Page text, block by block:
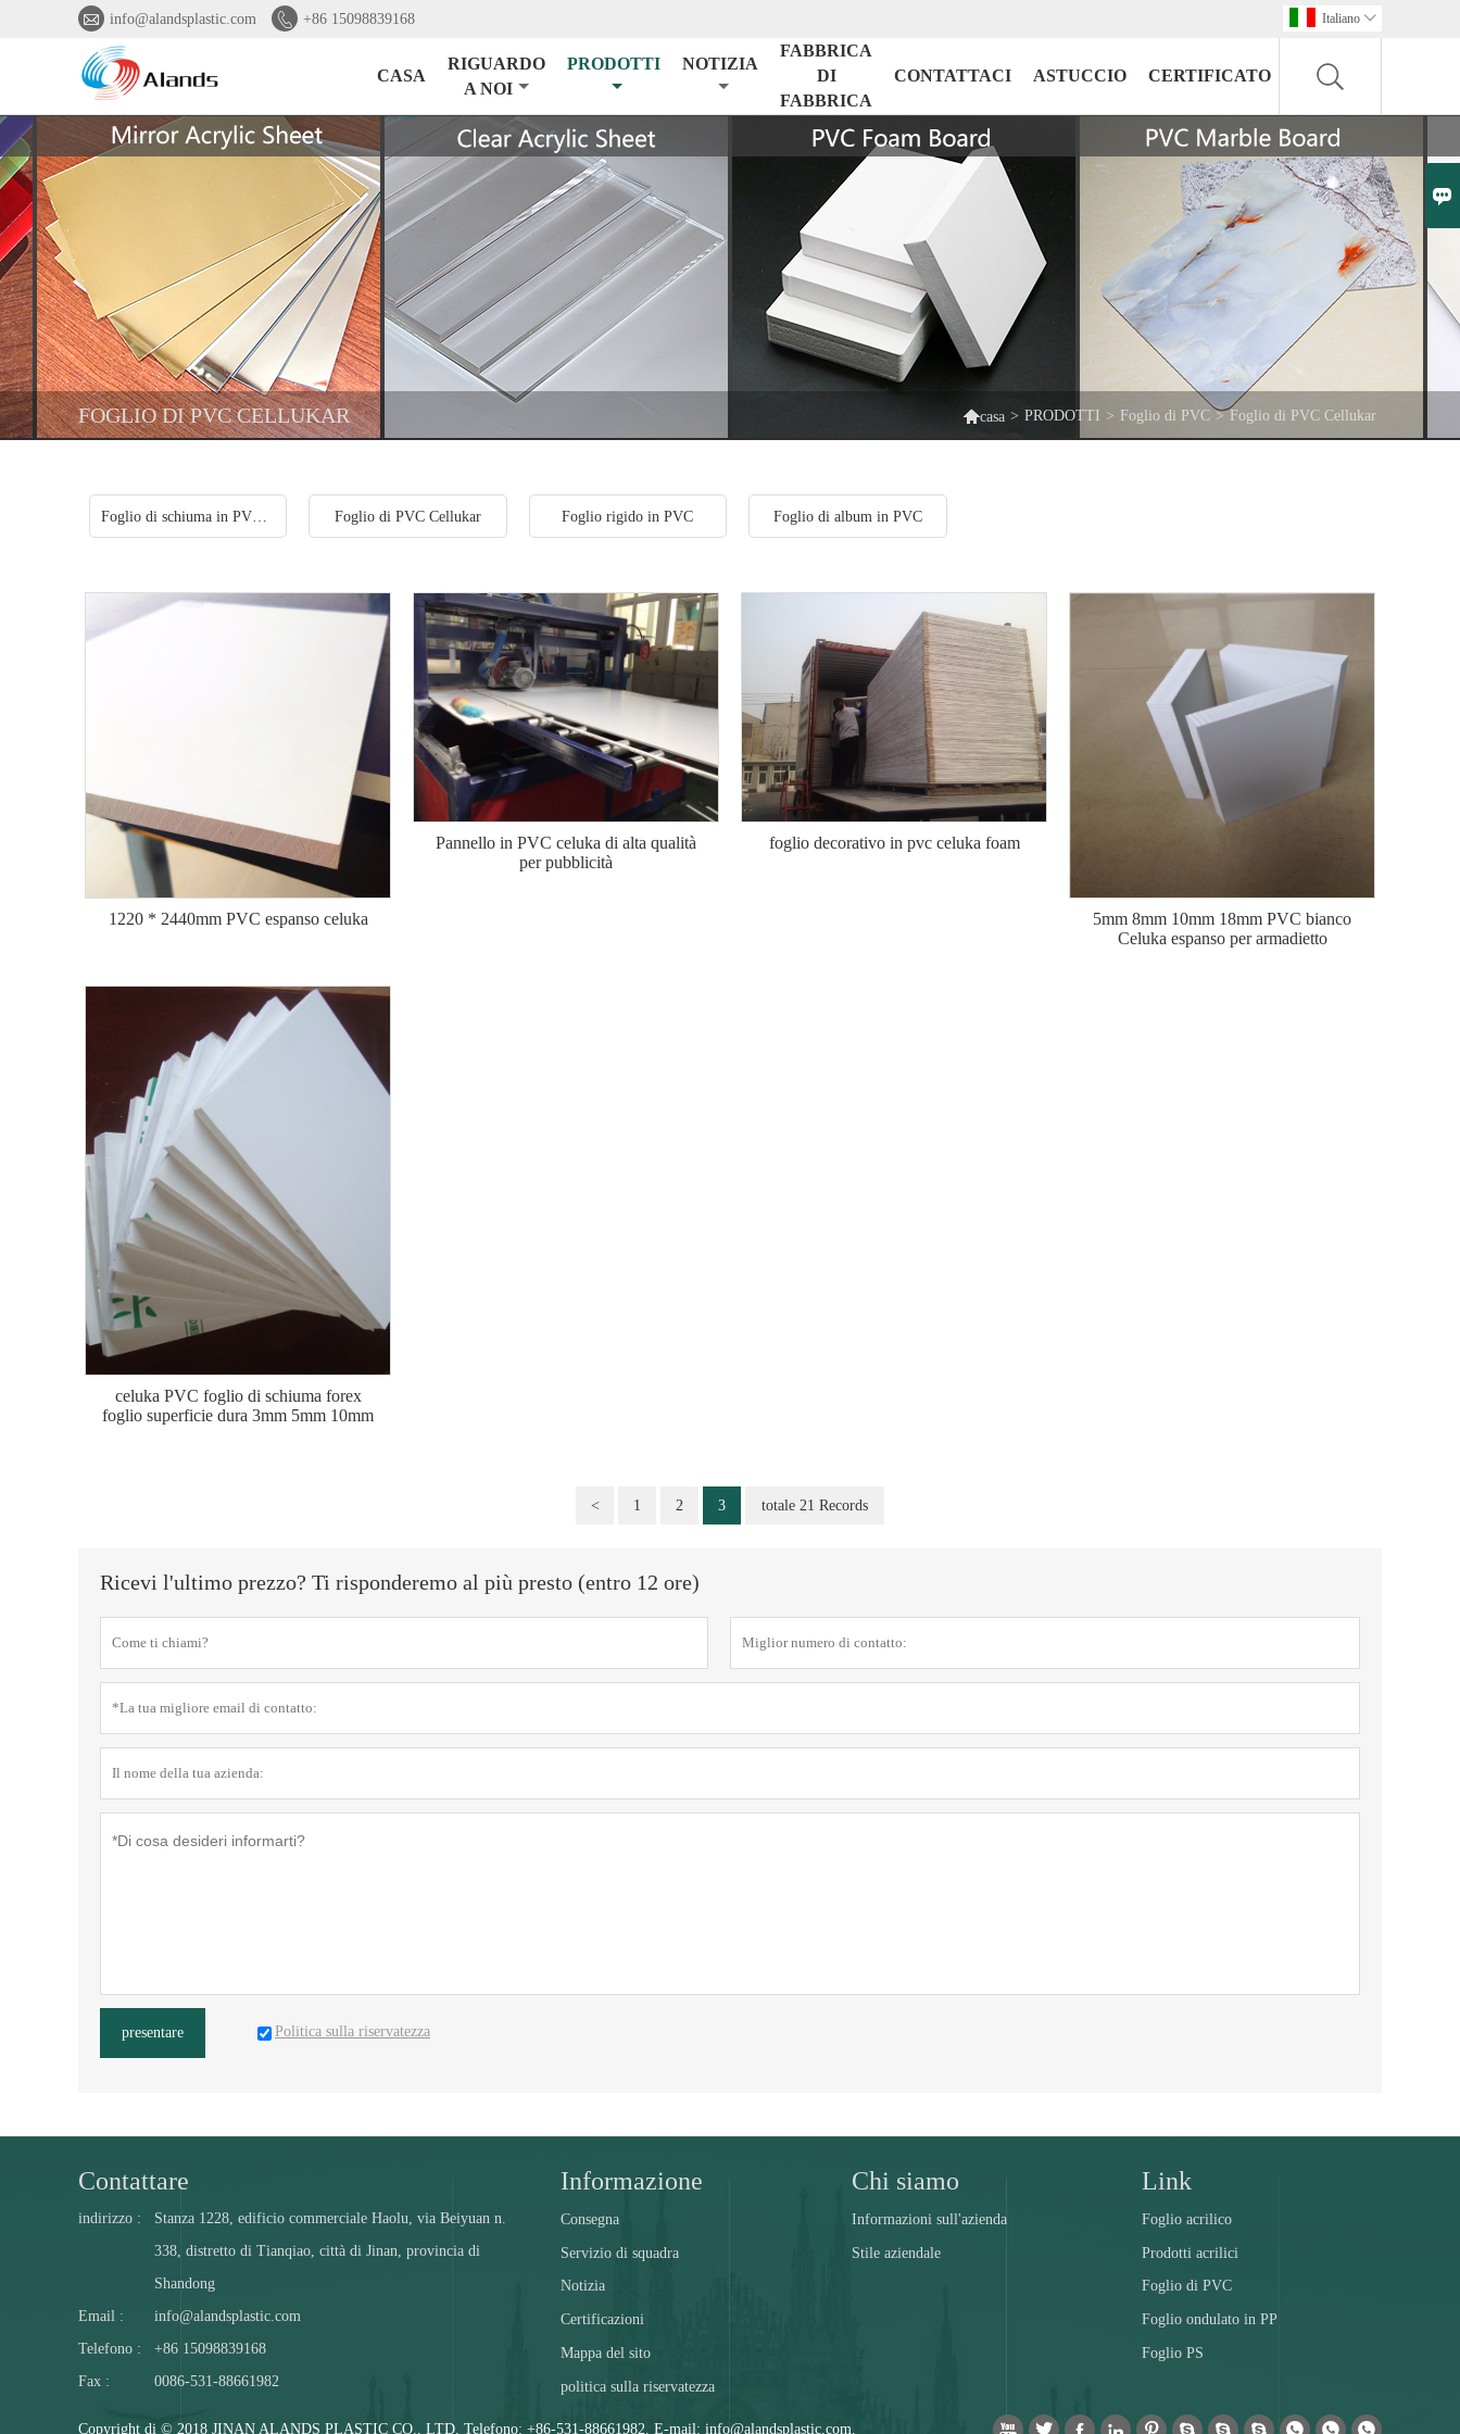

 info@alandsplastic.com  +86 15098839168 Italiano 
CASA
RIGUARDO
A NOI
PRODOTTI NOTIZIA
FABBRICA
DI
FABBRICA
CONTATTACI ASTUCCIO CERTIFICATO
FOGLIO DI PVC CELLUKAR casa > PRODOTTI > Foglio di PVC > Foglio di PVC Cellukar
Foglio di schiuma in PVC gratuito Foglio di PVC Cellukar Foglio rigido in PVC Foglio di album in PVC
1220 * 2440mm PVC espanso celuka
Pannello in PVC celuka di alta qualità
per pubblicità
foglio decorativo in pvc celuka foam
5mm 8mm 10mm 18mm PVC bianco
Celuka espanso per armadietto
celuka PVC foglio di schiuma forex
foglio superficie dura 3mm 5mm 10mm
< 1 2 3 totale 21 Records
Ricevi l'ultimo prezzo? Ti risponderemo al più presto (entro 12 ore)
presentare Politica sulla riservatezza
Contattare
indirizzo :
Stanza 1228, edificio commerciale Haolu, via Beiyuan n.
338, distretto di Tianqiao, città di Jinan, provincia di
Shandong
Email :
info@alandsplastic.com
Telefono :
+86 15098839168
Fax :
0086-531-88661982
Informazione
Consegna
Servizio di squadra
Notizia
Certificazioni
Mappa del sito
politica sulla riservatezza
Chi siamo
Informazioni sull'azienda
Stile aziendale
Link
Foglio acrilico
Prodotti acrilici
Foglio di PVC
Foglio ondulato in PP
Foglio PS
Copyright di © 2018 JINAN ALANDS PLASTIC CO., LTD. Telefono: +86-531-88661982. E-mail: info@alandsplastic.com.           